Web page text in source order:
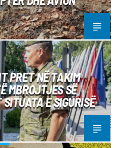
PRET NË TAKIM
MBROJTJES SË
E SIGURISË